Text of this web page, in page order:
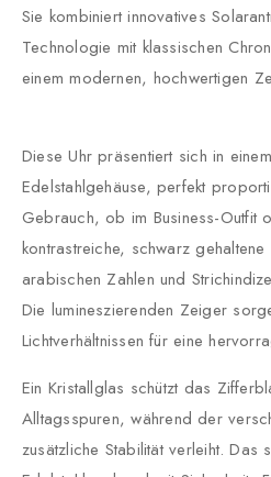
Sie kombiniert innovatives
Technologie mit klassischen
einem modernen, hochwertigen
Diese Uhr präsentiert sich in
Edelstahlgehäuse, perfekt
Gebrauch, ob im Business-Outfit
kontrastreiche, schwarz
arabischen Zahlen und
Die lumineszierenden Zeiger
Lichtverhältnissen für eine
Ein Kristallglas schützt das
Alltagsspuren, während der
zusätzliche Stabilität verleiht. Das